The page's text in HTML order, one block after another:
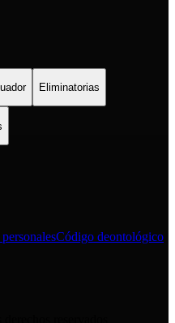
Eliminatorias
Código deontológico